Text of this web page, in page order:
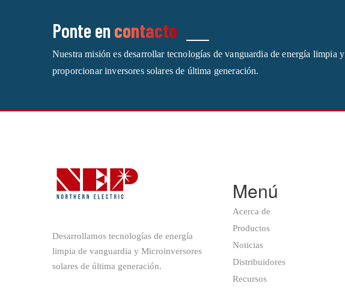
Ponte en contacto
Nuestra misión es desarrollar tecnologías de vanguardia de energía limpia y
proporcionar inversores solares de última generación.
Desarrollamos tecnologías de energía
limpia de vanguardia y Microinversores
solares de última generación.
Menú
Acerca de
Productos
Noticias
Distribuidores
Recursos